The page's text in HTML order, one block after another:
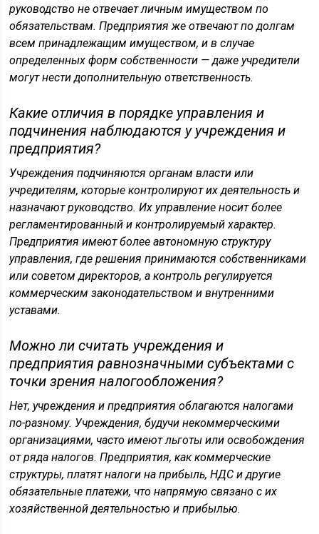
руководство не отвечает личным имуществом по
обязательствам. Предприятия же отвечают по долгам
всем принадлежащим имуществом, и в случае
определенных форм собственности — даже учредители
могут нести дополнительную ответственность.
Какие отличия в порядке управления и
подчинения наблюдаются у учреждения и
предприятия?
Учреждения подчиняются органам власти или
учредителям, которые контролируют их деятельность и
назначают руководство. Их управление носит более
регламентированный и контролируемый характер.
Предприятия имеют более автономную структуру
управления, где решения принимаются собственниками
или советом директоров, а контроль регулируется
коммерческим законодательством и внутренними
уставами.
Можно ли считать учреждения и
предприятия равнозначными субъектами с
точки зрения налогообложения?
Нет, учреждения и предприятия облагаются налогами
по-разному. Учреждения, будучи некоммерческими
организациями, часто имеют льготы или освобождения
от ряда налогов. Предприятия, как коммерческие
структуры, платят налоги на прибыль, НДС и другие
обязательные платежи, что напрямую связано с их
хозяйственной деятельностью и прибылью.